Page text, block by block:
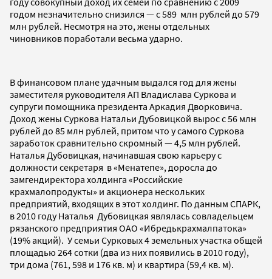
годом незначительно снизился — с 589 млн рублей до 579
млн рублей. Несмотря на это, жены отдельных
чиновников поработали весьма ударно.
В финансовом плане удачным выдался год для жены
заместителя руководителя АП Владислава Суркова и
супруги помощника президента Аркадия Дворковича.
Доход жены Суркова Натальи Дубовицкой вырос с 56 млн
рублей до 85 млн рублей, притом что у самого Суркова
заработок сравнительно скромный — 4,5 млн рублей.
Наталья Дубовицкая, начинавшая свою карьеру с
должности секретаря в «Менатепе», доросла до
замгендиректора холдинга «Российские
крахмалопродукты» и акционера нескольких
предприятий, входящих в этот холдинг. По данным СПАРК,
в 2010 году Наталья Дубовицкая являлась совладельцем
рязанского предприятия ОАО «Ибредькрахмалпатока»
(19% акций). У семьи Сурковых 4 земельных участка общей
площадью 264 сотки (два из них появились в 2010 году),
три дома (761, 598 и 176 кв. м) и квартира (59,4 кв. м).